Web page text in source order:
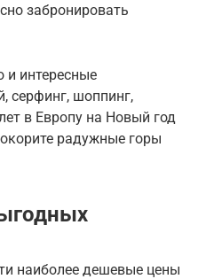
забронировать
и интересные
серфинг, шоппинг,
в Европу на Новый год
радужные горы
наиболее дешевые цены